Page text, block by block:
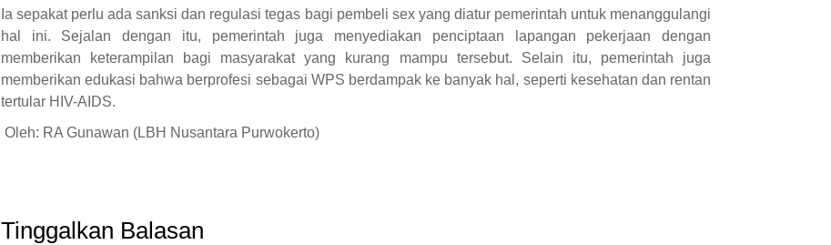
Ia sepakat perlu ada sanksi dan regulasi tegas bagi pembeli sex yang diatur pemerintah untuk menanggulangi
hal ini. Sejalan dengan itu, pemerintah juga menyediakan penciptaan lapangan pekerjaan dengan
memberikan keterampilan bagi masyarakat yang kurang mampu tersebut. Selain itu, pemerintah juga
memberikan edukasi bahwa berprofesi sebagai WPS berdampak ke banyak hal, seperti kesehatan dan rentan
tertular HIV-AIDS.
Oleh: RA Gunawan (LBH Nusantara Purwokerto)
Tinggalkan Balasan